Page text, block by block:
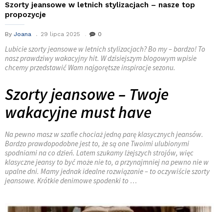
Szorty jeansowe w letnich stylizacjach – nasze top
propozycje
By Joana 29 lipca 2025 0
Lubicie szorty jeansowe w letnich stylizacjach? Bo my – bardzo! To
nasz prawdziwy wakacyjny hit. W dzisiejszym blogowym wpisie
chcemy przedstawić Wam najgorętsze inspiracje sezonu.
Szorty jeansowe – Twoje
wakacyjne must have
Na pewno masz w szafie chociaż jedną parę klasycznych jeansów.
Bardzo prawdopodobne jest to, że są one Twoimi ulubionymi
spodniami na co dzień. Latem szukamy lżejszych strojów, więc
klasyczne jeansy to być może nie to, a przynajmniej na pewno nie w
upalne dni. Mamy jednak idealne rozwiązanie – to oczywiście szorty
jeansowe. Krótkie denimowe spodenki to …